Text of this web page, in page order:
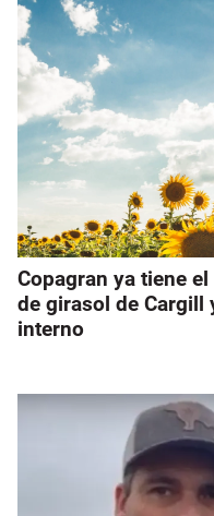
Copagran ya tiene
de girasol de Cargill
interno